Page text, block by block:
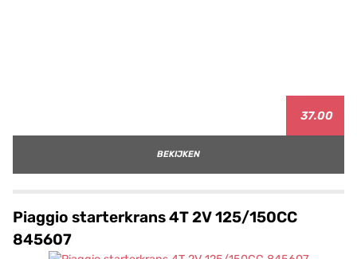
37.00
BEKIJKEN
Piaggio starterkrans 4T 2V 125/150CC
845607